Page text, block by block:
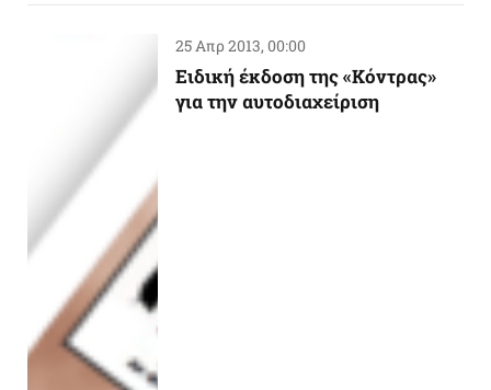
25 Απρ 2013, 00:00
Ειδική έκδοση της «Κόντρας»
για την αυτοδιαχείριση